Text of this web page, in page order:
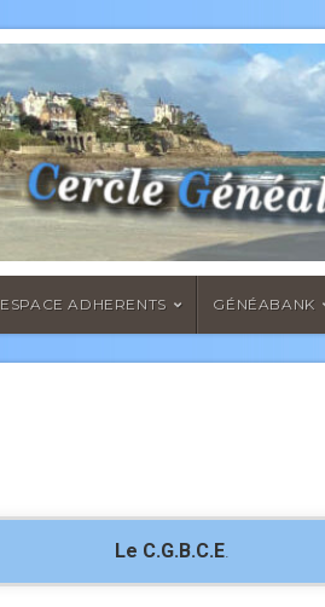
ESPACE ADHERENTS GÉNÉABANK
Le C.G.B.C.E.